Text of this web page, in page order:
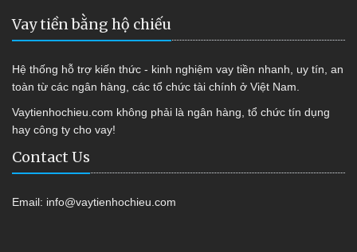
Vay tiền bằng hộ chiếu
Hệ thống hỗ trợ kiến thức - kinh nghiệm vay tiền nhanh, uy tín, an
toàn từ các ngân hàng, các tổ chức tài chính ở Việt Nam.
Vaytienhochieu.com không phải là ngân hàng, tổ chức tín dụng
hay công ty cho vay!
Contact Us
Email: info@vaytienhochieu.com